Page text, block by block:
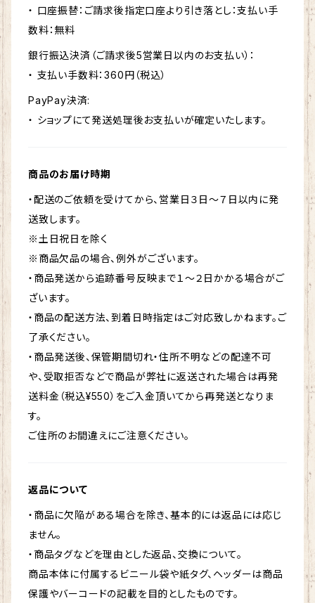
・ 口座振替：ご請求後指定口座より引き落とし：支払い手
数料：無料
銀行振込決済（ご請求後5営業日以内のお支払い）：
・ 支払い手数料：360円（税込）
PayPay決済:
・ ショップにて発送処理後お支払いが確定いたします。
商品のお届け時期
・配送のご依頼を受けてから、営業日３日～７日以内に発
送致します。
※土日祝日を除く
※商品欠品の場合、例外がございます。
・商品発送から追跡番号反映まで１～２日かかる場合がご
ざいます。
・商品の配送方法、到着日時指定はご対応致しかねます。ご
了承ください。
・商品発送後、保管期間切れ・住所不明などの配達不可
や、受取拒否などで商品が弊社に返送された場合は再発
送料金（税込¥550）をご入金頂いてから再発送となりま
す。
ご住所のお間違えにご注意ください。
返品について
・商品に欠陥がある場合を除き、基本的には返品には応じ
ません。
・商品タグなどを理由とした返品、交換について。
商品本体に付属するビニール袋や紙タグ、ヘッダーは商品
保護やバーコードの記載を目的としたものです。